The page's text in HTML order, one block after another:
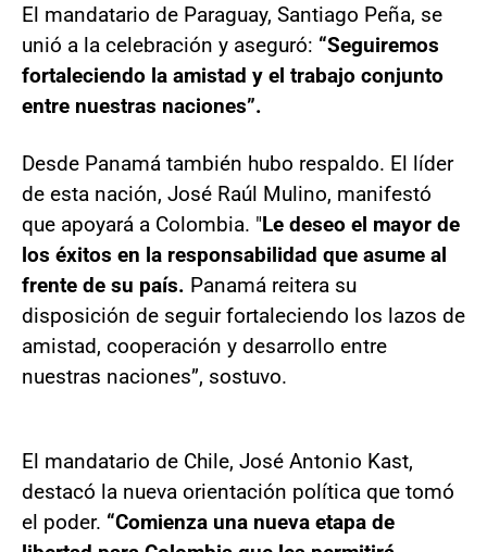
El mandatario de Paraguay, Santiago Peña, se
unió a la celebración y aseguró: “Seguiremos
fortaleciendo la amistad y el trabajo conjunto
entre nuestras naciones”.
Desde Panamá también hubo respaldo. El líder
de esta nación, José Raúl Mulino, manifestó
que apoyará a Colombia. "Le deseo el mayor de
los éxitos en la responsabilidad que asume al
frente de su país. Panamá reitera su
disposición de seguir fortaleciendo los lazos de
amistad, cooperación y desarrollo entre
nuestras naciones”, sostuvo.
El mandatario de Chile, José Antonio Kast,
destacó la nueva orientación política que tomó
el poder. “Comienza una nueva etapa de